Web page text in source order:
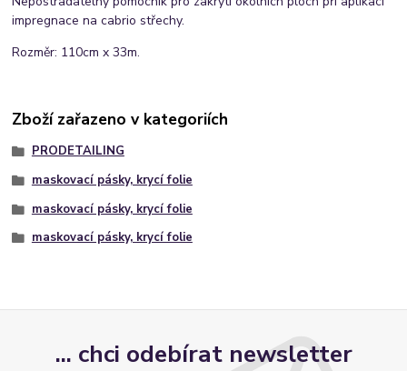
impregnace na cabrio střechy.
Rozměr: 110cm x 33m.
Zboží zařazeno v kategoriích
PRODETAILING
maskovací pásky, krycí folie
maskovací pásky, krycí folie
maskovací pásky, krycí folie
... chci odebírat newsletter